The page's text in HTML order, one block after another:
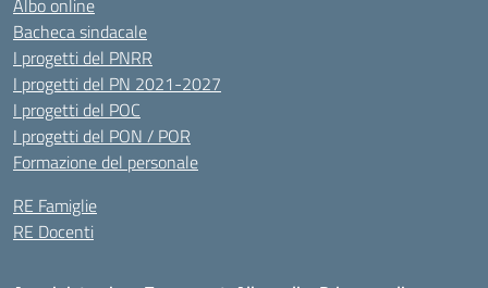
Albo online
Bacheca sindacale
I progetti del PNRR
I progetti del PN 2021-2027
I progetti del POC
I progetti del PON / POR
Formazione del personale
RE Famiglie
RE Docenti